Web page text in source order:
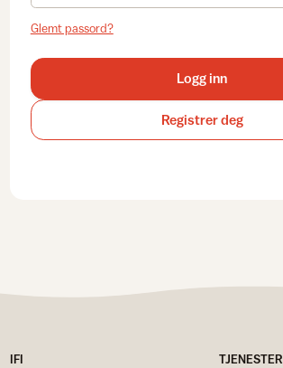
Glemt passord?
Logg inn
Registrer deg
IFI
TJENESTER